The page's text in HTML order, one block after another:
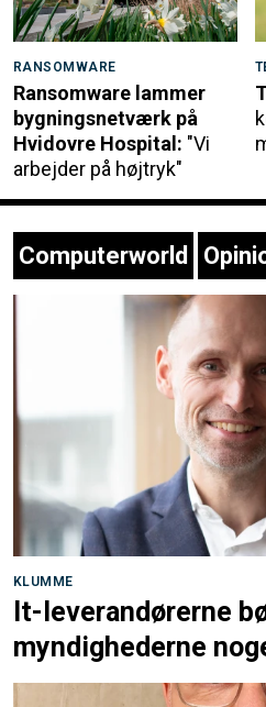
RANSOMWARE
Ransomware lammer
bygningsnetværk på
Hvidovre Hospital: "Vi
arbejder på højtryk"
Computerworld
KLUMME
It-leverandørerne
myndighederne